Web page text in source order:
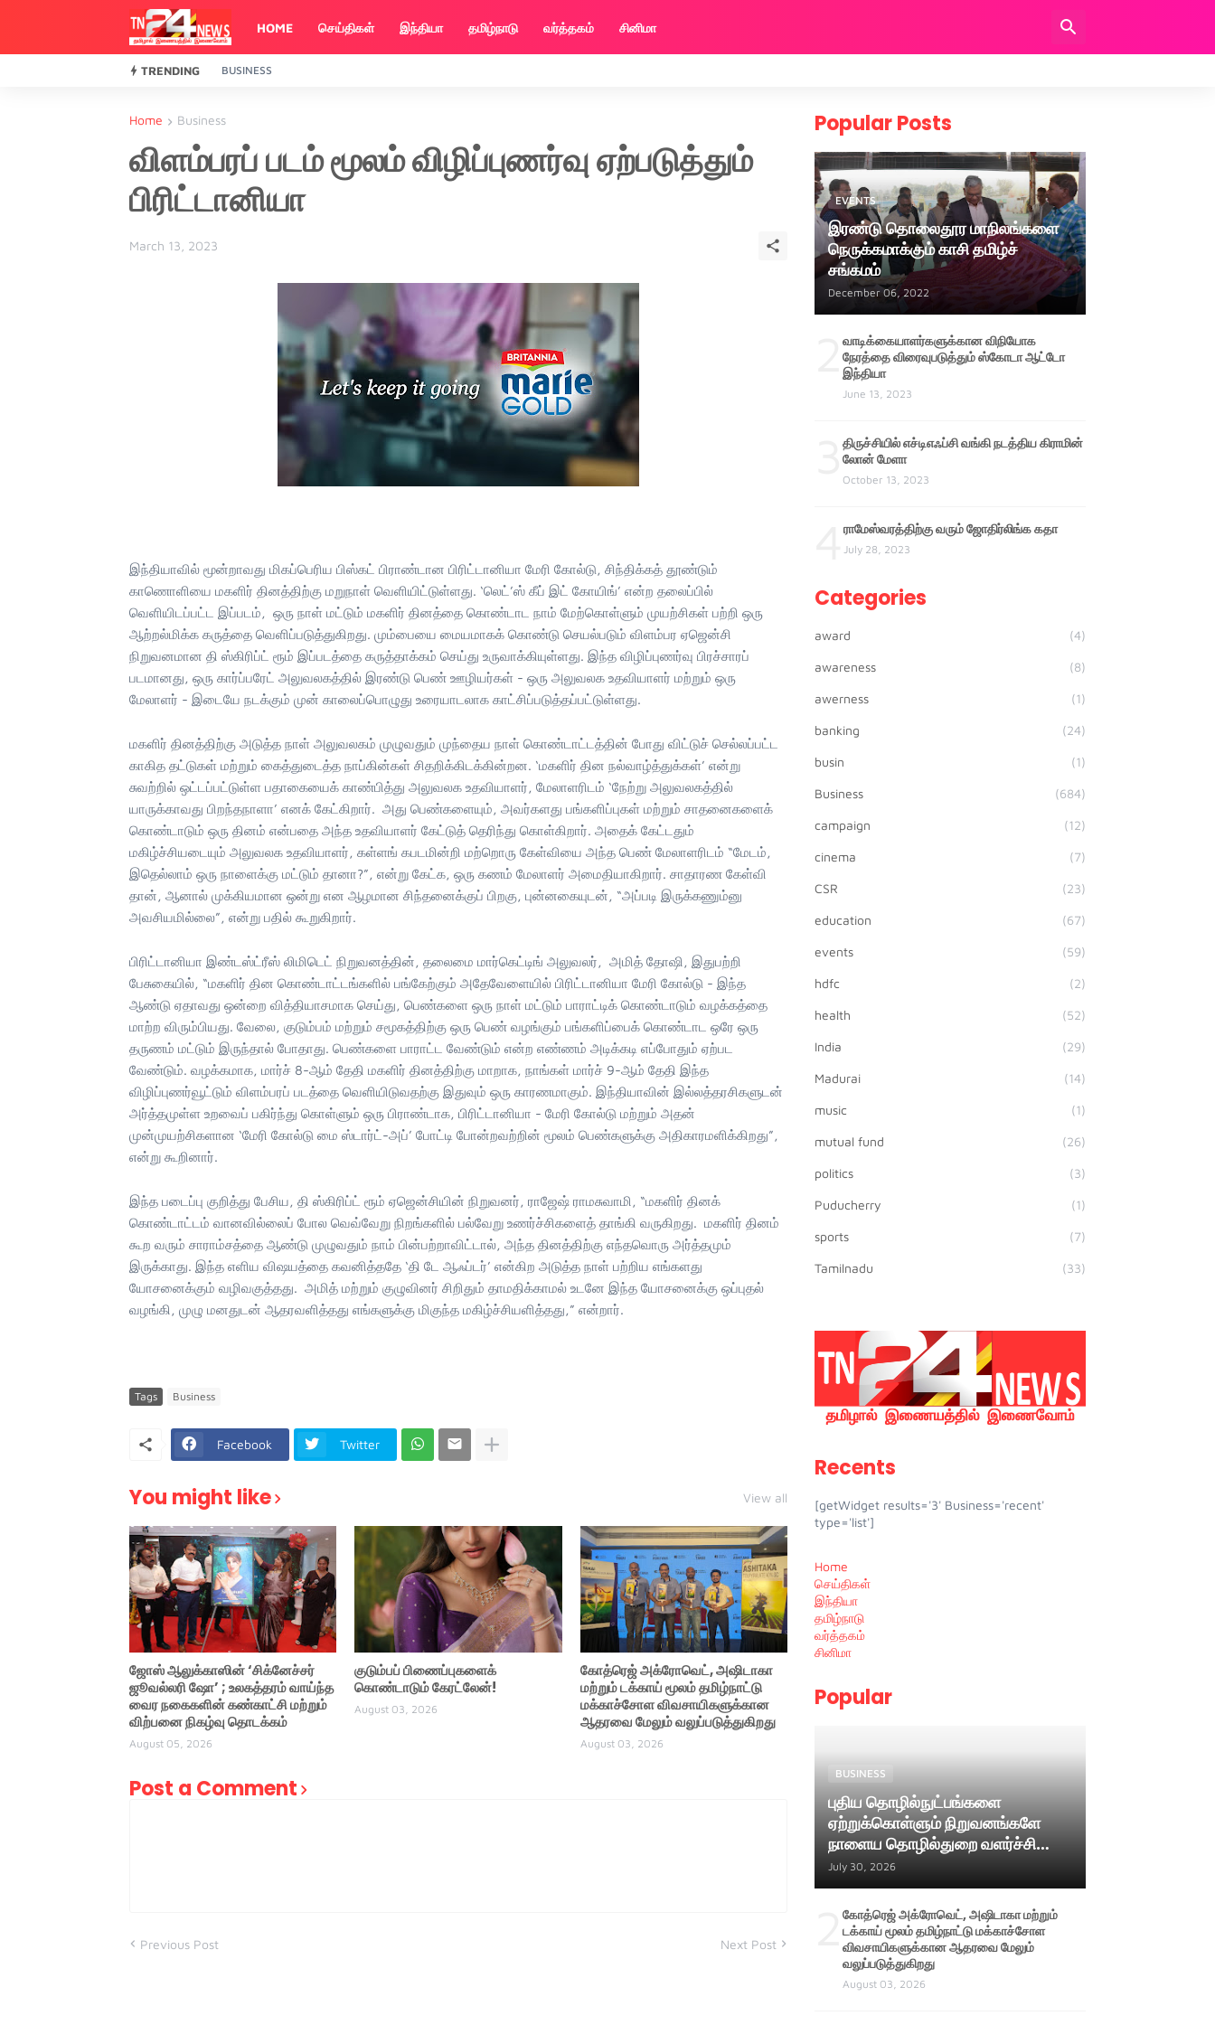
HOME செய்திகள் இந்தியா தமிழ்நாடு வர்த்தகம் சினிமா
TRENDING BUSINESS
Home Business
விளம்பரப் படம் மூலம் விழிப்புணர்வு ஏற்படுத்தும்
பிரிட்டானியா
March 13, 2023
இந்தியாவில் மூன்றாவது மிகப்பெரிய பிஸ்கட் பிராண்டான பிரிட்டானியா மேரி கோல்டு, சிந்திக்கத் தூண்டும்
காணொளியை மகளிர் தினத்திற்கு மறுநாள் வெளியிட்டுள்ளது. ‘லெட்’ஸ் கீப் இட் கோயிங்’ என்ற தலைப்பில்
வெளியிடப்பட்ட இப்படம், ஒரு நாள் மட்டும் மகளிர் தினத்தை கொண்டாட நாம் மேற்கொள்ளும் முயற்சிகள் பற்றி ஒரு
ஆற்றல்மிக்க கருத்தை வெளிப்படுத்துகிறது. மும்பையை மையமாகக் கொண்டு செயல்படும் விளம்பர ஏஜென்சி
நிறுவனமான தி ஸ்கிரிப்ட் ரூம் இப்படத்தை கருத்தாக்கம் செய்து உருவாக்கியுள்ளது. இந்த விழிப்புணர்வு பிரச்சாரப்
படமானது, ஒரு கார்ப்பரேட் அலுவலகத்தில் இரண்டு பெண் ஊழியர்கள் - ஒரு அலுவலக உதவியாளர் மற்றும் ஒரு
மேலாளர் - இடையே நடக்கும் முன் காலைப்பொழுது உரையாடலாக காட்சிப்படுத்தப்பட்டுள்ளது.
மகளிர் தினத்திற்கு அடுத்த நாள் அலுவலகம் முழுவதும் முந்தைய நாள் கொண்டாட்டத்தின் போது விட்டுச் செல்லப்பட்ட
காகித தட்டுகள் மற்றும் கைத்துடைத்த நாப்கின்கள் சிதறிக்கிடக்கின்றன. ‘மகளிர் தின நல்வாழ்த்துக்கள்’ என்று
சுவற்றில் ஒட்டப்பட்டுள்ள பதாகையைக் காண்பித்து அலுவலக உதவியாளர், மேலாளரிடம் ‘நேற்று அலுவலகத்தில்
யாருக்காவது பிறந்தநாளா’ எனக் கேட்கிறார். அது பெண்களையும், அவர்களது பங்களிப்புகள் மற்றும் சாதனைகளைக்
கொண்டாடும் ஒரு தினம் என்பதை அந்த உதவியாளர் கேட்டுத் தெரிந்து கொள்கிறார். அதைக் கேட்டதும்
மகிழ்ச்சியடையும் அலுவலக உதவியாளர், கள்ளங் கபடமின்றி மற்றொரு கேள்வியை அந்த பெண் மேலாளரிடம் “மேடம்,
இதெல்லாம் ஒரு நாளைக்கு மட்டும் தானா?”, என்று கேட்க, ஒரு கணம் மேலாளர் அமைதியாகிறார். சாதாரண கேள்வி
தான், ஆனால் முக்கியமான ஒன்று என ஆழமான சிந்தனைக்குப் பிறகு, புன்னகையுடன், “அப்படி இருக்கணும்னு
அவசியமில்லை”, என்று பதில் கூறுகிறார்.
பிரிட்டானியா இண்டஸ்ட்ரீஸ் லிமிடெட் நிறுவனத்தின், தலைமை மார்கெட்டிங் அலுவலர், அமித் தோஷி, இதுபற்றி
பேசுகையில், “மகளிர் தின கொண்டாட்டங்களில் பங்கேற்கும் அதேவேளையில் பிரிட்டானியா மேரி கோல்டு - இந்த
ஆண்டு ஏதாவது ஒன்றை வித்தியாசமாக செய்து, பெண்களை ஒரு நாள் மட்டும் பாராட்டிக் கொண்டாடும் வழக்கத்தை
மாற்ற விரும்பியது. வேலை, குடும்பம் மற்றும் சமூகத்திற்கு ஒரு பெண் வழங்கும் பங்களிப்பைக் கொண்டாட ஒரே ஒரு
தருணம் மட்டும் இருந்தால் போதாது. பெண்களை பாராட்ட வேண்டும் என்ற எண்ணம் அடிக்கடி எப்போதும் ஏற்பட
வேண்டும். வழக்கமாக, மார்ச் 8-ஆம் தேதி மகளிர் தினத்திற்கு மாறாக, நாங்கள் மார்ச் 9-ஆம் தேதி இந்த
விழிப்புணர்வூட்டும் விளம்பரப் படத்தை வெளியிடுவதற்கு இதுவும் ஒரு காரணமாகும். இந்தியாவின் இல்லத்தரசிகளுடன்
அர்த்தமுள்ள உறவைப் பகிர்ந்து கொள்ளும் ஒரு பிராண்டாக, பிரிட்டானியா - மேரி கோல்டு மற்றும் அதன்
முன்முயற்சிகளான ‘மேரி கோல்டு மை ஸ்டார்ட்-அப்’ போட்டி போன்றவற்றின் மூலம் பெண்களுக்கு அதிகாரமளிக்கிறது”,
என்று கூறினார்.
இந்த படைப்பு குறித்து பேசிய, தி ஸ்கிரிப்ட் ரூம் ஏஜென்சியின் நிறுவனர், ராஜேஷ் ராமசுவாமி, “மகளிர் தினக்
கொண்டாட்டம் வானவில்லைப் போல வெவ்வேறு நிறங்களில் பல்வேறு உணர்ச்சிகளைத் தாங்கி வருகிறது. மகளிர் தினம்
கூற வரும் சாராம்சத்தை ஆண்டு முழுவதும் நாம் பின்பற்றாவிட்டால், அந்த தினத்திற்கு எந்தவொரு அர்த்தமும்
இருக்காது. இந்த எளிய விஷயத்தை கவனித்ததே ‘தி டே ஆஃப்டர்’ என்கிற அடுத்த நாள் பற்றிய எங்களது
யோசனைக்கும் வழிவகுத்தது. அமித் மற்றும் குழுவினர் சிறிதும் தாமதிக்காமல் உடனே இந்த யோசனைக்கு ஒப்புதல்
வழங்கி, முழு மனதுடன் ஆதரவளித்தது எங்களுக்கு மிகுந்த மகிழ்ச்சியளித்தது,” என்றார்.
Tags Business
Facebook Twitter
You might like View all
ஜோஸ் ஆலுக்காஸின் ‘சிக்னேச்சர்
ஜூவல்லரி ஷோ’ ; உலகத்தரம் வாய்ந்த
வைர நகைகளின் கண்காட்சி மற்றும்
விற்பனை நிகழ்வு தொடக்கம்
August 05, 2026
குடும்பப் பிணைப்புகளைக்
கொண்டாடும் கேரட்லேன்!
August 03, 2026
கோத்ரெஜ் அக்ரோவெட், அஷிடாகா
மற்றும் டக்காய் மூலம் தமிழ்நாட்டு
மக்காச்சோள விவசாயிகளுக்கான
ஆதரவை மேலும் வலுப்படுத்துகிறது
August 03, 2026
Post a Comment
Previous Post Next Post
Popular Posts
EVENTS
இரண்டு தொலைதூர மாநிலங்களை
நெருக்கமாக்கும் காசி தமிழ்ச்
சங்கமம்
December 06, 2022
வாடிக்கையாளர்களுக்கான விநியோக
நேரத்தை விரைவுபடுத்தும் ஸ்கோடா ஆட்டோ
இந்தியா
June 13, 2023
திருச்சியில் எச்டிஎஃப்சி வங்கி நடத்திய கிராமின்
லோன் மேளா
October 13, 2023
ராமேஸ்வரத்திற்கு வரும் ஜோதிர்லிங்க கதா
July 28, 2023
Categories
award (4)
awareness (8)
awerness (1)
banking (24)
busin (1)
Business (684)
campaign (12)
cinema (7)
CSR (23)
education (67)
events (59)
hdfc (2)
health (52)
India (29)
Madurai (14)
music (1)
mutual fund (26)
politics (3)
Puducherry (1)
sports (7)
Tamilnadu (33)
Recents
[getWidget results='3' Business='recent'
type='list']
Home
செய்திகள்
இந்தியா
தமிழ்நாடு
வர்த்தகம்
சினிமா
Popular
BUSINESS
புதிய தொழில்நுட்பங்களை
ஏற்றுக்கொள்ளும் நிறுவனங்களே
நாளைய தொழில்துறை வளர்ச்சியை
வழிநடத்தும் ; அமைச்சர் பி. மதன்
ராஜா
July 30, 2026
கோத்ரெஜ் அக்ரோவெட், அஷிடாகா மற்றும்
டக்காய் மூலம் தமிழ்நாட்டு மக்காச்சோள
விவசாயிகளுக்கான ஆதரவை மேலும்
வலுப்படுத்துகிறது
August 03, 2026